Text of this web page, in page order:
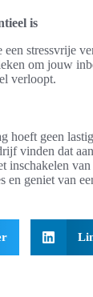
is
stressvrije
om jouw
verloopt.
geen
vinden dat
en geniet van